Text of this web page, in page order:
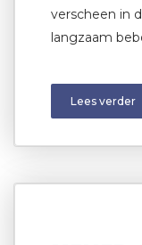
verscheen in
langzaam
Lees verder